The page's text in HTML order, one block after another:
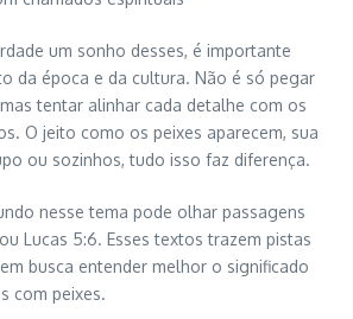
um sonho desses, é importante
da época e da cultura. Não é só pegar
tentar alinhar cada detalhe com os
O jeito como os peixes aparecem, sua
ou sozinhos, tudo isso faz diferença.
nesse tema pode olhar passagens
Lucas 5:6. Esses textos trazem pistas
busca entender melhor o significado
com peixes.